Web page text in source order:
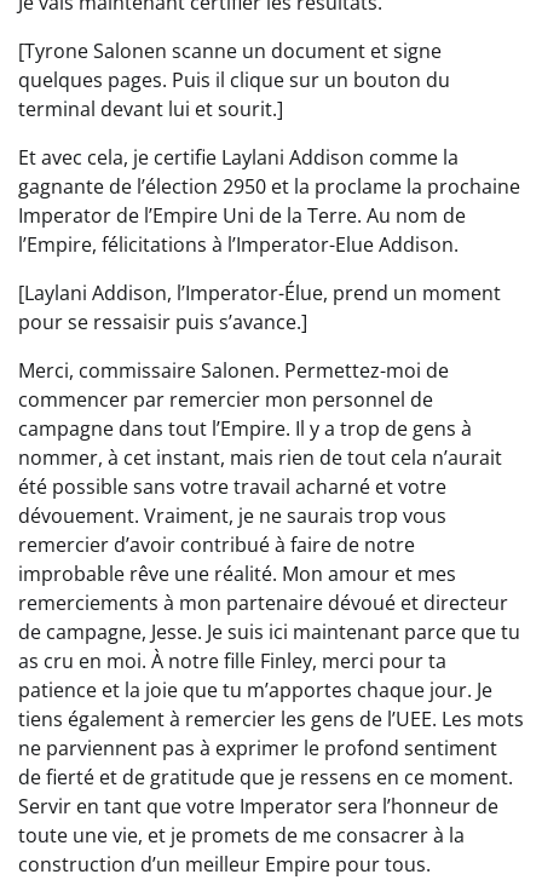
[Tyrone Salonen scanne un document et signe
quelques pages. Puis il clique sur un bouton du
terminal devant lui et sourit.]
Et avec cela, je certifie Laylani Addison comme la
gagnante de l’élection 2950 et la proclame la prochaine
Imperator de l’Empire Uni de la Terre. Au nom de
l’Empire, félicitations à l’Imperator-Elue Addison.
[Laylani Addison, l’Imperator-Élue, prend un moment
pour se ressaisir puis s’avance.]
Merci, commissaire Salonen. Permettez-moi de
commencer par remercier mon personnel de
campagne dans tout l’Empire. Il y a trop de gens à
nommer, à cet instant, mais rien de tout cela n’aurait
été possible sans votre travail acharné et votre
dévouement. Vraiment, je ne saurais trop vous
remercier d’avoir contribué à faire de notre
improbable rêve une réalité. Mon amour et mes
remerciements à mon partenaire dévoué et directeur
de campagne, Jesse. Je suis ici maintenant parce que tu
as cru en moi. À notre fille Finley, merci pour ta
patience et la joie que tu m’apportes chaque jour. Je
tiens également à remercier les gens de l’UEE. Les mots
ne parviennent pas à exprimer le profond sentiment
de fierté et de gratitude que je ressens en ce moment.
Servir en tant que votre Imperator sera l’honneur de
toute une vie, et je promets de me consacrer à la
construction d’un meilleur Empire pour tous.